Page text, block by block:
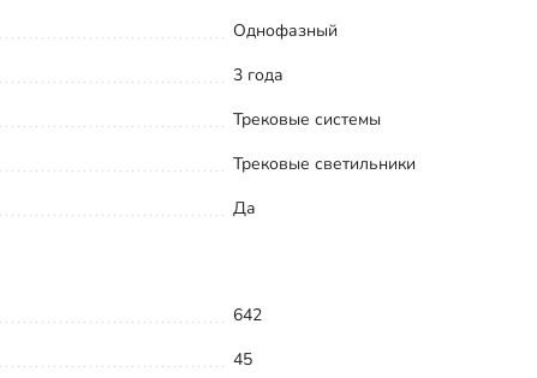
Однофазный
3 года
Трековые системы
Трековые светильники
Да
642
45